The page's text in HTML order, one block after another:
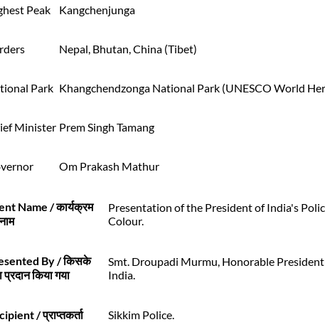
Peak Kangchenjunga
Nepal, Bhutan, China (Tibet)
Park Khangchendzonga National Park (UNESCO World
Minister Prem Singh Tamang
Om Prakash Mathur
Name / कार्यक्रम
Presentation of the President of India's
Colour.
By / किसके
प्रदान किया गया
Smt. Droupadi Murmu, Honorable
India.
/ प्राप्तकर्ता Sikkim Police.